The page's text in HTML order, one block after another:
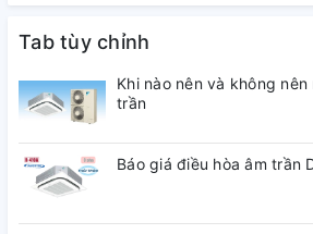
Tab tùy chỉnh
Khi nào nên và không nên
trần
Báo giá điều hòa âm trần